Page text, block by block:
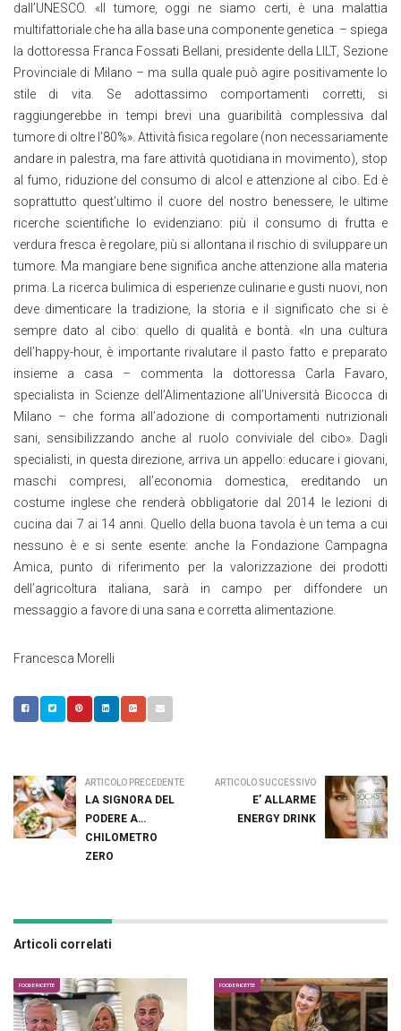
dall’UNESCO. «Il tumore, oggi ne siamo certi, è una malattia
multifattoriale che ha alla base una componente genetica – spiega
la dottoressa Franca Fossati Bellani, presidente della LILT, Sezione
Provinciale di Milano – ma sulla quale può agire positivamente lo
stile di vita. Se adottassimo comportamenti corretti, si
raggiungerebbe in tempi brevi una guaribilità complessiva dal
tumore di oltre l’80%». Attività fisica regolare (non necessariamente
andare in palestra, ma fare attività quotidiana in movimento), stop
al fumo, riduzione del consumo di alcol e attenzione al cibo. Ed è
soprattutto quest’ultimo il cuore del nostro benessere, le ultime
ricerche scientifiche lo evidenziano: più il consumo di frutta e
verdura fresca è regolare, più si allontana il rischio di sviluppare un
tumore. Ma mangiare bene significa anche attenzione alla materia
prima. La ricerca bulimica di esperienze culinarie e gusti nuovi, non
deve dimenticare la tradizione, la storia e il significato che si è
sempre dato al cibo: quello di qualità e bontà. «In una cultura
dell’happy-hour, è importante rivalutare il pasto fatto e preparato
insieme a casa – commenta la dottoressa Carla Favaro,
specialista in Scienze dell’Alimentazione all’Università Bicocca di
Milano – che forma all’adozione di comportamenti nutrizionali
sani, sensibilizzando anche al ruolo conviviale del cibo». Dagli
specialisti, in questa direzione, arriva un appello: educare i giovani,
maschi compresi, all’economia domestica, ereditando un
costume inglese che renderà obbligatorie dal 2014 le lezioni di
cucina dai 7 ai 14 anni. Quello della buona tavola è un tema a cui
nessuno è e si sente esente: anche la Fondazione Campagna
Amica, punto di riferimento per la valorizzazione dei prodotti
dell’agricoltura italiana, sarà in campo per diffondere un
messaggio a favore di una sana e corretta alimentazione.
Francesca Morelli
ARTICOLO PRECEDENTE
LA SIGNORA DEL
PODERE A…
CHILOMETRO
ZERO
ARTICOLO SUCCESSIVO
E’ ALLARME
ENERGY DRINK
Articoli correlati
FOOD E RICETTE FOOD E RICETTE